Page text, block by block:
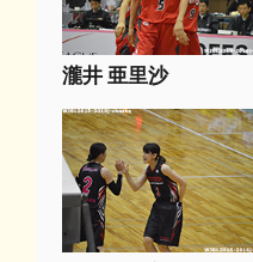
瀧井 亜里沙